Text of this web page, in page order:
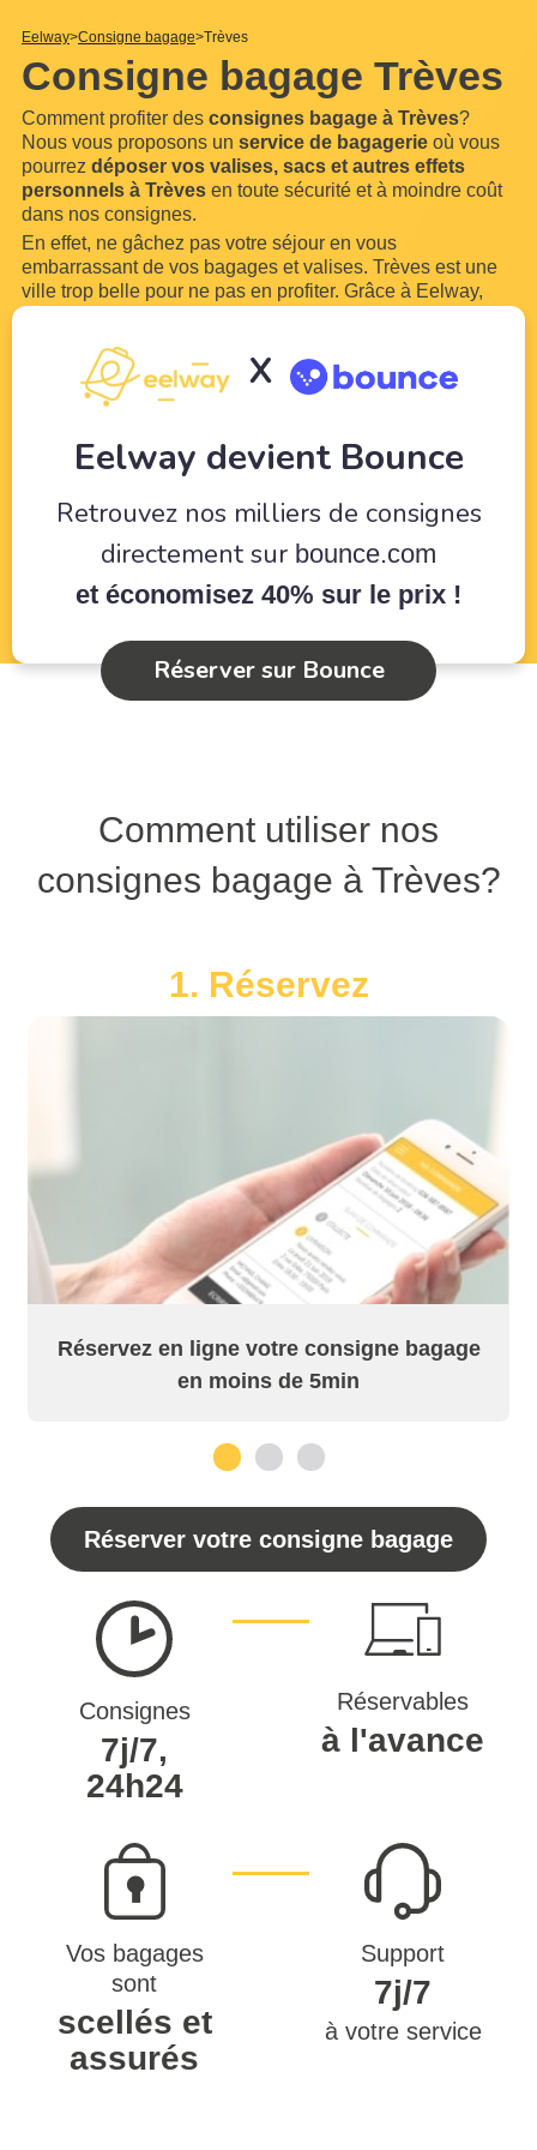
Eelway Consigne bagage Trèves
Consigne bagage Trèves
Comment profiter des consignes bagage à Trèves?
Nous vous proposons un service de bagagerie où vous
pourrez déposer vos valises, sacs et autres effets
personnels à Trèves en toute sécurité et à moindre coût
dans nos consignes.
En effet, ne gâchez pas votre séjour en vous
embarrassant de vos bagages et valises. Trèves est une
ville trop belle pour ne pas en profiter. Grâce à Eelway,
Lire plus
X
Eelway devient Bounce
Retrouvez nos milliers de consignes
directement sur bounce.com
et économisez 40% sur le prix !
Réserver sur Bounce
Comment utiliser nos
consignes bagage à Trèves?
1. Réservez
Réservez en ligne votre consigne bagage
en moins de 5min
Réserver votre consigne bagage
Consignes
7j/7,
24h24
Réservables
à l'avance
Vos bagages
sont
scellés et
assurés
Support
7j/7
à votre service